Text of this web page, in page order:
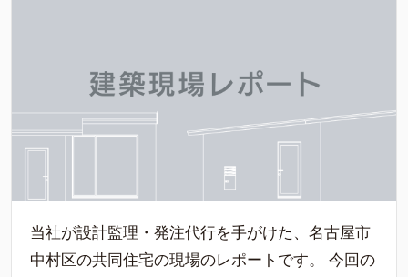
当社が設計監理・発注代行を手がけた、名古屋市
中村区の共同住宅の現場のレポートです。 今回の